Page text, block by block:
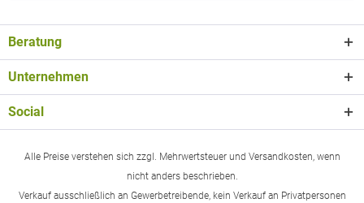
Beratung
Unternehmen
Social
Alle Preise verstehen sich zzgl. Mehrwertsteuer und Versandkosten, wenn
nicht anders beschrieben.
Verkauf ausschließlich an Gewerbetreibende, kein Verkauf an Privatpersonen